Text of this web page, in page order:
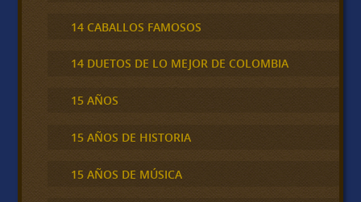
14 CABALLOS FAMOSOS
14 DUETOS DE LO MEJOR DE COLOMBIA
15 AÑOS
15 AÑOS DE HISTORIA
15 AÑOS DE MÚSICA